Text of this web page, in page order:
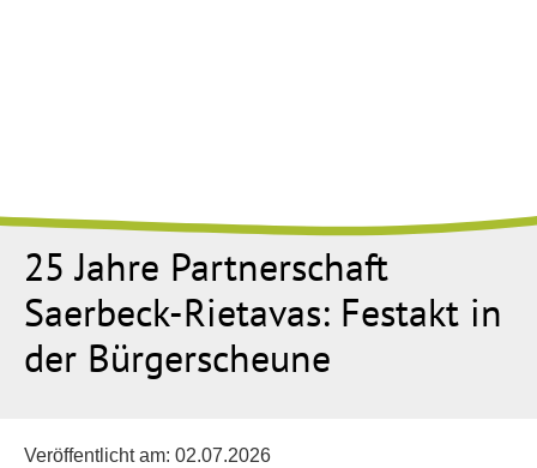
25 Jahre Partnerschaft
Saerbeck-Rietavas: Festakt in
der Bürgerscheune
Veröffentlicht am: 02.07.2026